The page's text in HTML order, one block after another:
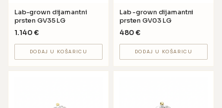
Lab-grown dijamantni
prsten GV35 LG
1.140 €
DODAJ U KOŠARICU
Lab -grown dijamantni
prsten GV03 LG
480 €
DODAJ U KOŠARICU